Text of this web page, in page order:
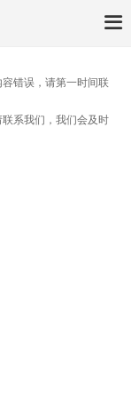
错误，请第一时间联
系我们，我们会及时